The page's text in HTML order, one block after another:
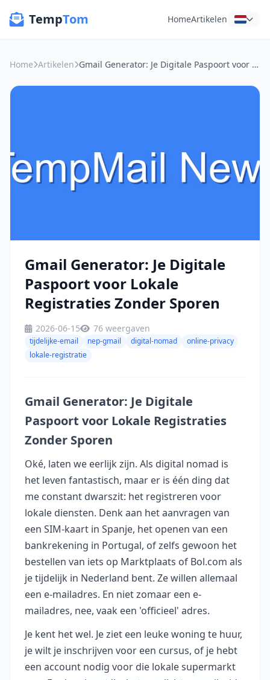
TempTom HomeArtikelen
Home Artikelen Gmail Generator: Je Digitale Paspoort voor Lokale Registraties Zonder Sporen
Gmail Generator: Je Digitale
Paspoort voor Lokale
Registraties Zonder Sporen
2026-06-15 76 weergaven
tijdelijke-email nep-gmail digital-nomad
online-privacy
lokale-registratie
Gmail Generator: Je Digitale
Paspoort voor Lokale Registraties
Zonder Sporen
Oké, laten we eerlijk zijn. Als digital nomad is
het leven fantastisch, maar er is één ding dat
me constant dwarszit: het registreren voor
lokale diensten. Denk aan het aanvragen van
een SIM-kaart in Spanje, het openen van een
bankrekening in Portugal, of zelfs gewoon het
bestellen van iets op Marktplaats of Bol.com als
je tijdelijk in Nederland bent. Ze willen allemaal
een e-mailadres. En niet zomaar een e-
mailadres, nee, vaak een 'officieel' adres.
Je kent het wel. Je ziet een leuke woning te huur,
je wilt je inschrijven voor een cursus, of je hebt
een account nodig voor die lokale supermarkt